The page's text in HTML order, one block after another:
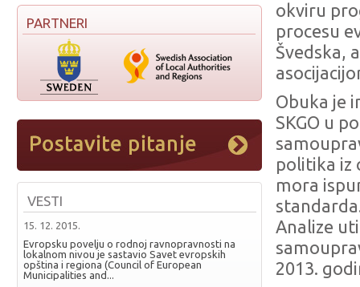
PARTNERI
VESTI
15. 12. 2015.
Evropsku povelju o rodnoj ravnopravnosti na
lokalnom nivou je sastavio Savet evropskih
opština i regiona (Council of European
Municipalities and...
okviru
procesu
Švedska,
Obuka je
SKGO u
politika iz
mora
Analize
2013.